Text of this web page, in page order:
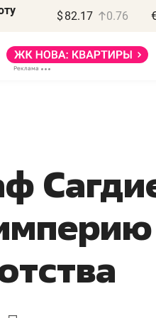
$ 82.17 0.76
Василь Мазитов
МАРТ
зная местных
минимум